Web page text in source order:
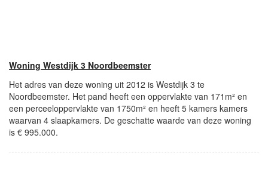
Woning Westdijk 3 Noordbeemster
Het adres van deze woning uit 2012 is Westdijk 3 te
Noordbeemster. Het pand heeft een oppervlakte van 171m² en
een perceeloppervlakte van 1750m² en heeft 5 kamers kamers
waarvan 4 slaapkamers. De geschatte waarde van deze woning
is € 995.000.